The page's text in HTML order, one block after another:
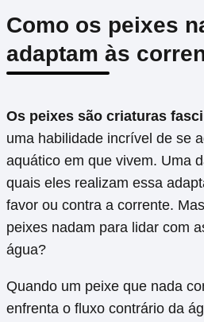
Como os peixes
adaptam às
Os peixes são criaturas
uma habilidade incrível de se
aquático em que vivem. Uma
quais eles realizam essa
favor ou contra a corrente.
peixes nadam para lidar com
água?
Quando um peixe que nada
enfrenta o fluxo contrário da